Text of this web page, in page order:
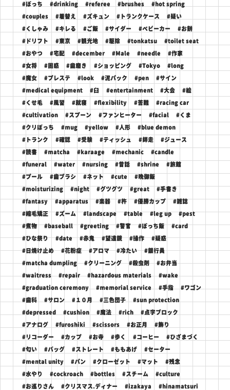
#ぼっち #drinking #referee #brushes #hot spring
#couples #着替え #ズキュン #トランクケース #疑い
#くしゃみ #キレる #ご飯 #サイダー #ベビーカー #お餅
#ドリフト #東京 #観光地 #駆除 #tonkatsu #toilet seat
#おやつ #宅配 #december #Male #needle #作家
#女将 #困惑 #歯磨き #ショッピング #Tokyo #long
#魔女 #プレステ #look #泥パック #pen #サイン
#medical equipment #臼 #entertainment #大会 #絵
#くせ毛 #風習 #就寝 #flexibility #苦難 #racing car
#cultivation #スプーン #ファンヒーター #facial #くま
#クリぼっち #mug #yellow #人形 #blue demon
#トランク #確認 #受験 #ティッシュ #師走 #ジュース
#読書 #matcha #karaage #mechanic #candle
#funeral #water #nursing #昔話 #shrine #旅館
#プール #歯ブラシ #ネット #cute #晩御飯
#moisturizing #night #グツグツ #great #手書き
#fantasy #apparatus #楽器 #杵 #優勝カップ #雑誌
#縮毛矯正 #ズーム #landscape #table #leg up #pest
#煮物 #baseball #greeting #警官 #ぼっち飯 #card
#ひな祭り #date #赤鬼 #望遠鏡 #操作 #疑惑
#日焼け止め #花粉症 #アロマ #冷たい #銀行員
#matcha dumpling #クリーニング #殺虫剤 #お弁当
#waitress #repair #hazardous materials #wake
#graduation ceremony #memorial service #手指 #ワゴン
#歯科 #サロン #１０月 #三色団子 #sun protection
#depressed #cushion #魔法 #rich #点字ブロック
#アナログ #furoshiki #scissors #お正月 #飾り
#リコーダー #カップ #お寺 #歩く #コーヒー #ひざまづく
#匂い #バッグ #ストレート #ももあげ #セーター
#mental unity #パン #クローゼット #マット #残念
#水やり #cockroach #bottles #スチーム #culture
#お巡りさん #クリスマス.ディナー #izakaya #hinamatsuri